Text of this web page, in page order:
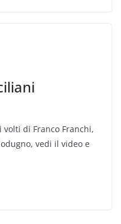
volti di Franco Franchi,
vedi il video e